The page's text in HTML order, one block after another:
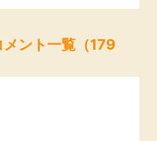
ント一覧（179